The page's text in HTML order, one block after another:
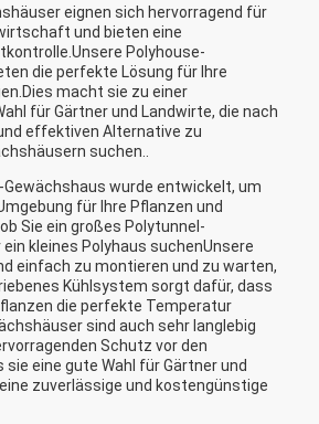
eignen sich hervorragend für
und bieten eine
Polyhouse-
die perfekte Lösung für Ihre
macht sie zu einer
für Gärtner und Landwirte, die nach
effektiven Alternative zu
suchen..
Gewächshaus wurde entwickelt, um
für Ihre Pflanzen und
Sie ein großes Polytunnel-
kleines Polyhaus suchenUnsere
einfach zu montieren und zu warten,
Kühlsystem sorgt dafür, dass
die perfekte Temperatur
sind auch sehr langlebig
Schutz vor den
sie eine gute Wahl für Gärtner und
zuverlässige und kostengünstige